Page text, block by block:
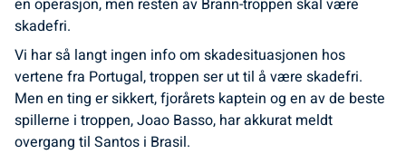
en operasjon, men resten av Brann-troppen skal være
skadefri.
Vi har så langt ingen info om skadesituasjonen hos
vertene fra Portugal, troppen ser ut til å være skadefri.
Men en ting er sikkert, fjorårets kaptein og en av de beste
spillerne i troppen, Joao Basso, har akkurat meldt
overgang til Santos i Brasil.